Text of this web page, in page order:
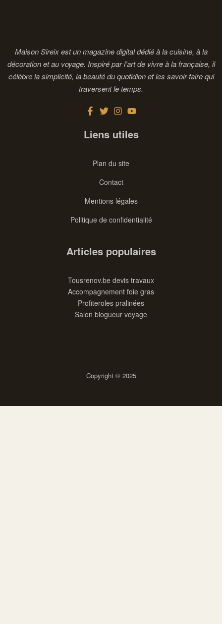
Maison Sireix est un magazine digital dédié à la cuisine, à la
décoration et au voyage. Inspiré par l’art de vivre à la française, il
célèbre la simplicité, la beauté du quotidien et les savoir-faire qui
traversent le temps.
Liens utiles
Plan du site
Contact
Mentions légales
Politique de confidentialité
Articles populaires
Tousrenov.be devis travaux
Accompagnement foie gras
Profiteroles pralinées
Salon blogueur voyage
Copyright © 2025